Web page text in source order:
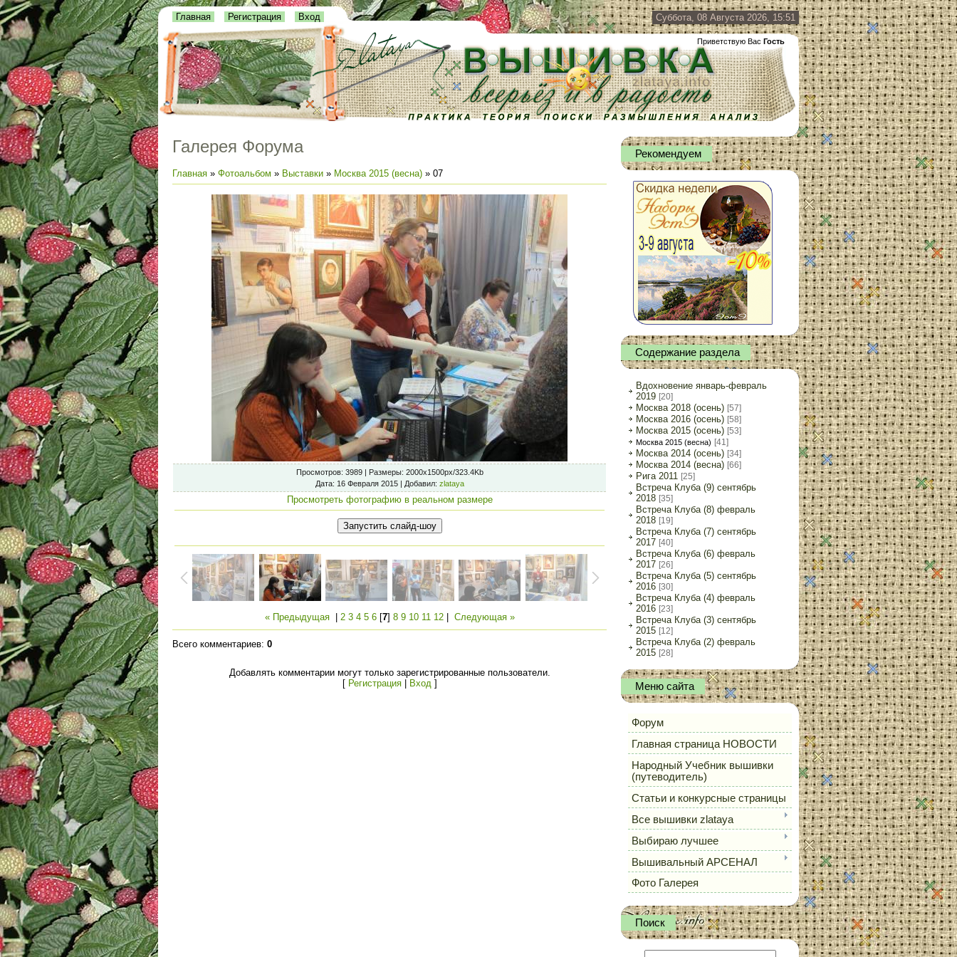
Суббота, 08 Августа 2026, 15:51
Приветствую Вас Гость
Главная Регистрация Вход
Галерея Форума
Главная » Фотоальбом » Выставки » Москва 2015 (весна) » 07
Просмотров: 3989 | Размеры: 2000x1500px/323.4Kb
Дата: 16 Февраля 2015 | Добавил: zlataya
Просмотреть фотографию в реальном размере
« Предыдущая| 2 3 4 5 6[7] 8 9 10 11 12| Следующая »
Всего комментариев: 0
Добавлять комментарии могут только зарегистрированные пользователи.
[ Регистрация| Вход ]
Рекомендуем
Содержание раздела
Вдохновение январь-февраль
2019 [20]
Москва 2018 (осень) [57]
Москва 2016 (осень) [58]
Москва 2015 (осень) [53]
Москва 2015 (весна) [41]
Москва 2014 (осень) [34]
Москва 2014 (весна) [66]
Рига 2011 [25]
Встреча Клуба (9) сентябрь
2018 [35]
Встреча Клуба (8) февраль
2018 [19]
Встреча Клуба (7) сентябрь
2017 [40]
Встреча Клуба (6) февраль
2017 [26]
Встреча Клуба (5) сентябрь
2016 [30]
Встреча Клуба (4) февраль
2016 [23]
Встреча Клуба (3) сентябрь
2015 [12]
Встреча Клуба (2) февраль
2015 [28]
Меню сайта
Форум
Главная страница НОВОСТИ
Народный Учебник вышивки
(путеводитель)
Статьи и конкурсные страницы
Все вышивки zlataya
Выбираю лучшее
Вышивальный АРСЕНАЛ
Фото Галерея
Поиск